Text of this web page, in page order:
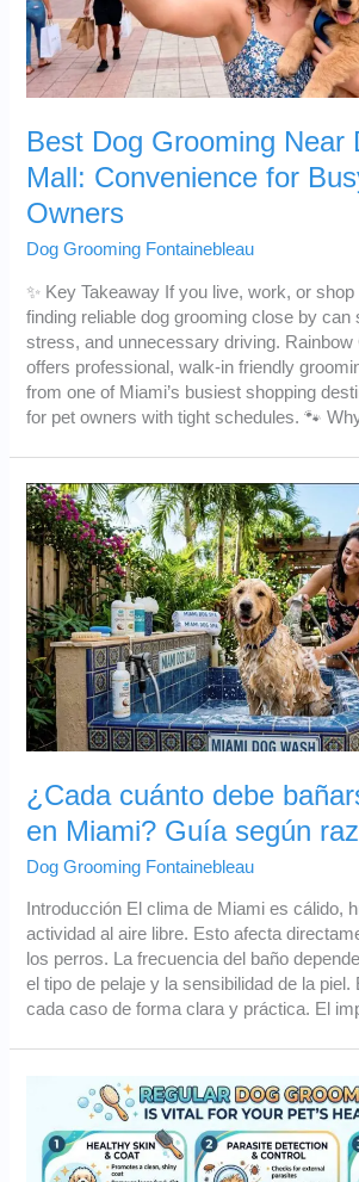
Best Dog Grooming Near
Mall: Convenience for
Owners
Dog Grooming Fontainebleau
✨ Key Takeaway If you live, work, or
finding reliable dog grooming close by can
stress, and unnecessary driving.
offers professional, walk‑in friendly
from one of Miami’s busiest shopping
for pet owners with tight schedules. 🐾
¿Cada cuánto debe
en Miami? Guía según
Dog Grooming Fontainebleau
Introducción El clima de Miami es cálido,
actividad al aire libre. Esto afecta
los perros. La frecuencia del baño
el tipo de pelaje y la sensibilidad de la
cada caso de forma clara y práctica. El